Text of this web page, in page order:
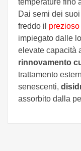
temperature fino
Dai semi dei
freddo il
impiegato dalle
elevate capacità
rinnovamento
trattamento
senescenti,
assorbito dalla